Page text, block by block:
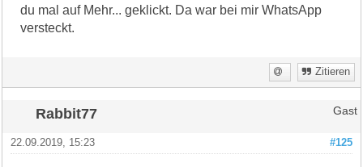
du mal auf Mehr... geklickt. Da war bei mir WhatsApp
versteckt.
Zitieren
Rabbit77 Gast
#125
22.09.2019, 15:23